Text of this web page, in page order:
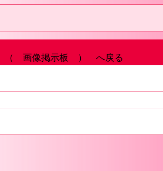
（ 画像掲示板 ） へ戻る